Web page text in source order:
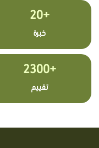
+20
خبرة
+2300
تقييم